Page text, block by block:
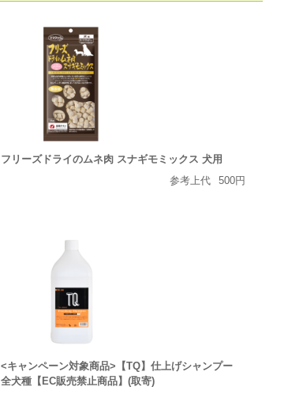
フリーズドライのムネ肉 スナギモミックス 犬用
参考上代
500円
<キャンペーン対象商品>【TQ】仕上げシャンプー
全犬種【EC販売禁止商品】(取寄)